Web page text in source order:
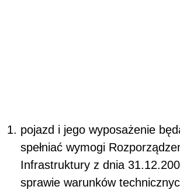
pojazd i jego wyposażenie
spełniać wymogi
Infrastruktury z dnia
sprawie warunków